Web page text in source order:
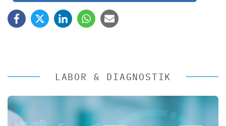
LABOR & DIAGNOSTIK